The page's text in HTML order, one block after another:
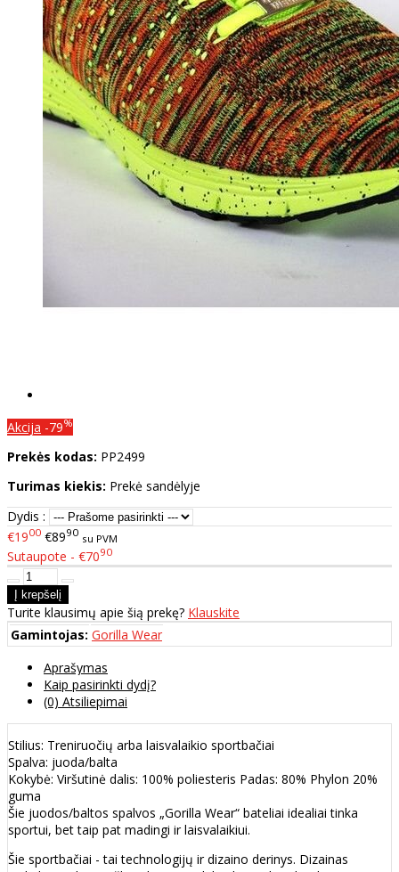
Akcija -79%
Prekės kodas: PP2499
Turimas kiekis: Prekė sandėlyje
Dydis :
€1900 €8990 su PVM
Sutaupote - €7090
Turite klausimų apie šią prekę? Klauskite
Gamintojas: Gorilla Wear
Aprašymas
Kaip pasirinkti dydį?
(0) Atsiliepimai
Stilius: Treniruočių arba laisvalaikio sportbačiai
Spalva: juoda/balta
Kokybė: Viršutinė dalis: 100% poliesteris Padas: 80% Phylon 20%
guma
Šie juodos/baltos spalvos „Gorilla Wear“ bateliai idealiai tinka
sportui, bet taip pat madingi ir laisvalaikiui.
Šie sportbačiai - tai technologijų ir dizaino derinys. Dizainas